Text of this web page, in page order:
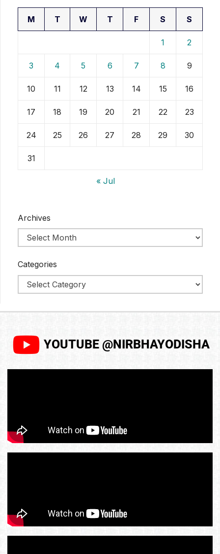
M T W T F S S
1 2
3 4 5 6 7 8 9
10 11 12 13 14 15 16
17 18 19 20 21 22 23
24 25 26 27 28 29 30
31
« Jul
Archives
Categories
YOUTUBE @NIRBHAYODISHA